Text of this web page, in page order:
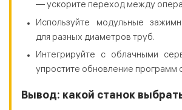
— ускорите переход между
Используйте модульные
для разных диаметров труб.
Интегрируйте с облачными
упростите обновление программ
Вывод: какой станок